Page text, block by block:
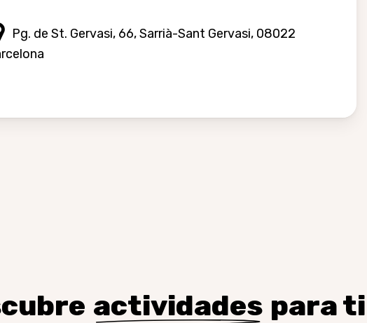
Pg. de St. Gervasi, 66, Sarrià-Sant Gervasi, 08022
actividades para ti